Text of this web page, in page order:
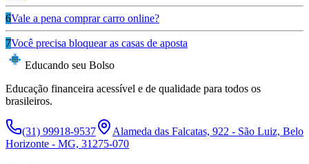
6Vale a pena comprar carro online?
7Você precisa bloquear as casas de aposta
Educando seu Bolso
Educação financeira acessível e de qualidade para todos os
brasileiros.
(31) 99918-9537
Alameda das Falcatas, 922 - São Luiz, Belo
Horizonte - MG, 31275-070